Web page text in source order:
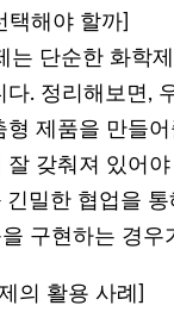
택해야 할까]
는 단순한 화학
. 정리해보면,
제품을 만들
잘 갖춰져 있어
긴밀한 협업을
구현하는 경우
의 활용 사례]